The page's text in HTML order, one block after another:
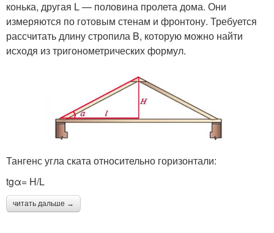
конька, другая L — половина пролета дома. Они
измеряются по готовым стенам и фронтону. Требуется
рассчитать длину стропила B, которую можно найти
исходя из тригонометрических формул.
Тангенс угла ската относительно горизонтали:
tgα= H/L
читать дальше →